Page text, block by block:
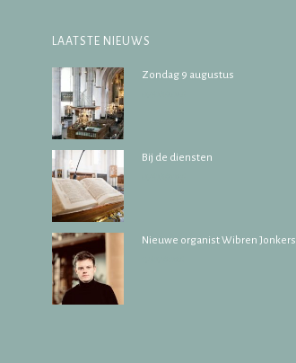
LAATSTE NIEUWS
Zondag 9 augustus
Bij de diensten
Nieuwe organist Wibren Jonkers